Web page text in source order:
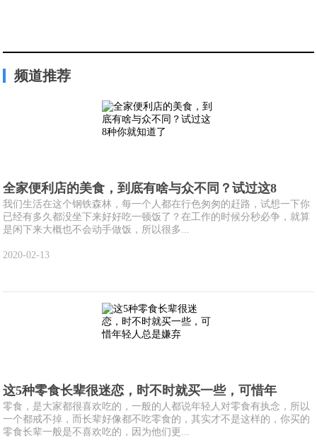
频道推荐
全家便利店的美食，到底有啥与众不同？试过这8
我们生活在这个钢铁森林，每一个人都在行色匆匆的赶路，试想一下你
已经有多久都没坐下来好好吃一顿饭了？在工作的时候分秒必争，就算
是闲下来大概也不会动手做饭，所以很多...
2020-02-13
这5种零食长辈很迷恋，时不时就买一些，可惜年
零食，是大家都很喜欢吃的，一般的人都说年轻人对零食有执念，所以
一个都戒不掉，而长辈好像都不吃零食的，其实才不是这样的，你买的
零食长辈一般是不喜欢吃的，因为他们更...